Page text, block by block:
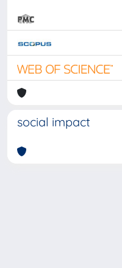
social impact